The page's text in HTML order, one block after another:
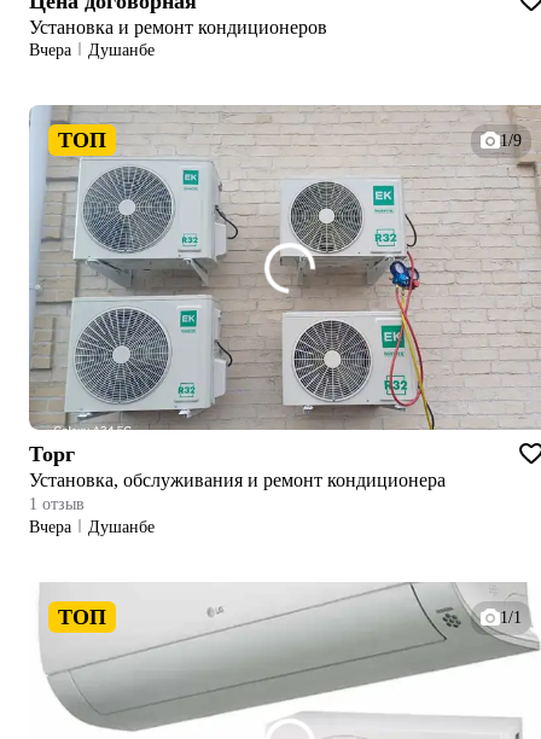
Установка и ремонт кондиционеров
Вчера Душанбе
ТОП 1/9
Торг
Установка, обслуживания и ремонт кондиционера
1 отзыв
Вчера
Душанбе
ТОП 1/1